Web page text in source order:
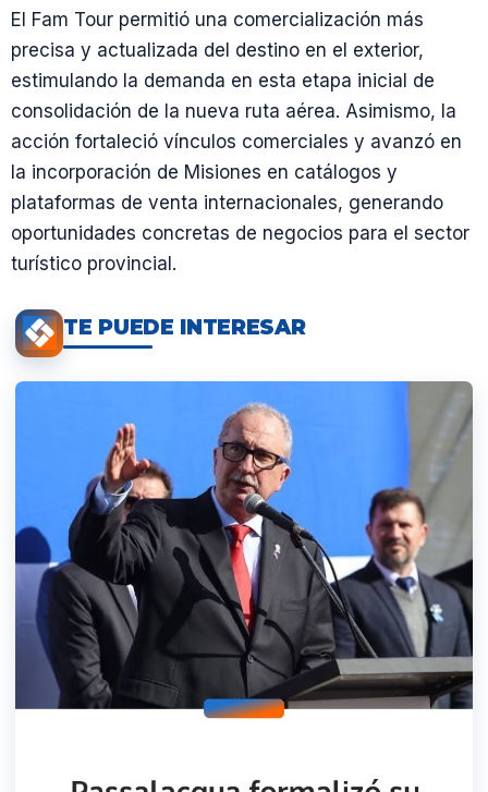
El Fam Tour permitió una comercialización más
precisa y actualizada del destino en el exterior,
estimulando la demanda en esta etapa inicial de
consolidación de la nueva ruta aérea. Asimismo, la
acción fortaleció vínculos comerciales y avanzó en
la incorporación de Misiones en catálogos y
plataformas de venta internacionales, generando
oportunidades concretas de negocios para el sector
turístico provincial.
TE PUEDE INTERESAR